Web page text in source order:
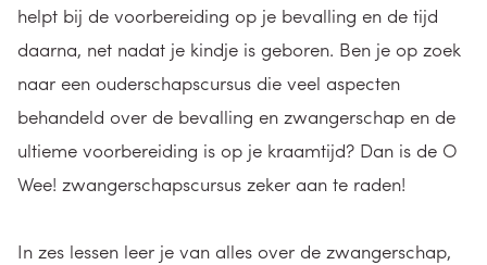
helpt bij de voorbereiding op je bevalling en de tijd
daarna, net nadat je kindje is geboren. Ben je op zoek
naar een ouderschapscursus die veel aspecten
behandeld over de bevalling en zwangerschap en de
ultieme voorbereiding is op je kraamtijd? Dan is de O
Wee! zwangerschapscursus zeker aan te raden!
In zes lessen leer je van alles over de zwangerschap,